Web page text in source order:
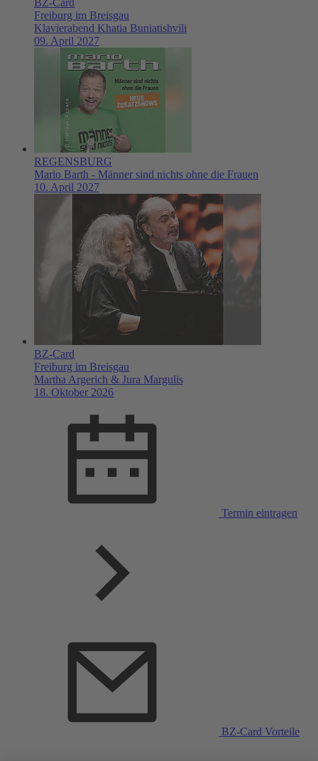
Freiburg im Breisgau
Klavierabend Khatia Buniatishvili
09. April 2027
REGENSBURG
Mario Barth - Männer sind nichts ohne die Frauen
10. April 2027
BZ-Card
Freiburg im Breisgau
Martha Argerich & Jura Margulis
18. Oktober 2026
Termin eintragen
BZ-Card Vorteile